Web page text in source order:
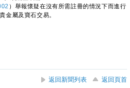
）舉報懷疑在沒有所需註冊的情況下而進行
金屬及寶石交易。
返回新聞列表 返回頁首